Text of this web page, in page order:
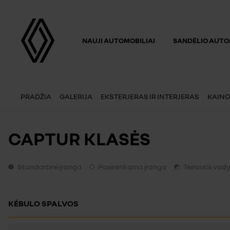
NAUJI AUTOMOBILIAI SANDĖLIO
PRADŽIA GALERIJA EKSTERJERAS IR INTERJERAS
CAPTUR KLASĖS
Standartinė įranga
Standartinė įranga Pasirenkama įranga
Pasirenkama įranga Teirautis
Teirautis
KĖBULO SPALVOS